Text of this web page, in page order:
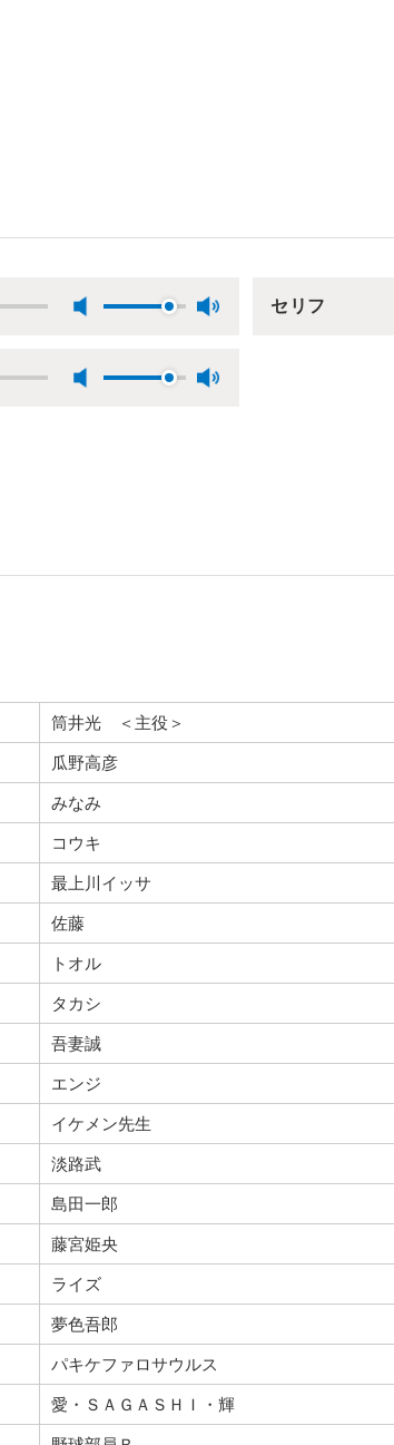
セリフ
筒井光 ＜主役＞
瓜野高彦
みなみ
コウキ
最上川イッサ
佐藤
トオル
タカシ
吾妻誠
エンジ
イケメン先生
淡路武
島田一郎
藤宮姫央
ライズ
夢色吾郎
パキケファロサウルス
愛・ＳＡＧＡＳＨＩ・輝